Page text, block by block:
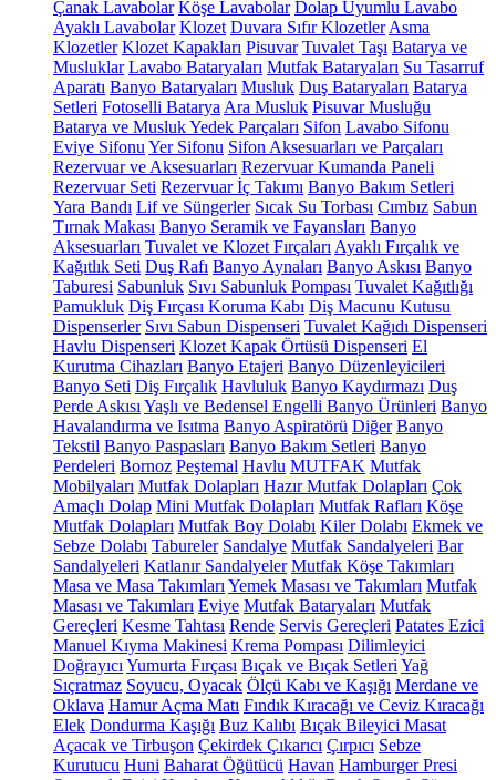
Çanak Lavabolar Köşe Lavabolar Dolap Uyumlu Lavabo
Ayaklı Lavabolar Klozet Duvara Sıfır Klozetler Asma
Klozetler Klozet Kapakları Pisuvar Tuvalet Taşı Batarya ve
Musluklar Lavabo Bataryaları Mutfak Bataryaları Su Tasarruf
Aparatı Banyo Bataryaları Musluk Duş Bataryaları Batarya
Setleri Fotoselli Batarya Ara Musluk Pisuvar Musluğu
Batarya ve Musluk Yedek Parçaları Sifon Lavabo Sifonu
Eviye Sifonu Yer Sifonu Sifon Aksesuarları ve Parçaları
Rezervuar ve Aksesuarları Rezervuar Kumanda Paneli
Rezervuar Seti Rezervuar İç Takımı Banyo Bakım Setleri
Yara Bandı Lif ve Süngerler Sıcak Su Torbası Cımbız Sabun
Tırnak Makası Banyo Seramik ve Fayansları Banyo
Aksesuarları Tuvalet ve Klozet Fırçaları Ayaklı Fırçalık ve
Kağıtlık Seti Duş Rafı Banyo Aynaları Banyo Askısı Banyo
Taburesi Sabunluk Sıvı Sabunluk Pompası Tuvalet Kağıtlığı
Pamukluk Diş Fırçası Koruma Kabı Diş Macunu Kutusu
Dispenserler Sıvı Sabun Dispenseri Tuvalet Kağıdı Dispenseri
Havlu Dispenseri Klozet Kapak Örtüsü Dispenseri El
Kurutma Cihazları Banyo Etajeri Banyo Düzenleyicileri
Banyo Seti Diş Fırçalık Havluluk Banyo Kaydırmazı Duş
Perde Askısı Yaşlı ve Bedensel Engelli Banyo Ürünleri Banyo
Havalandırma ve Isıtma Banyo Aspiratörü Diğer Banyo
Tekstil Banyo Paspasları Banyo Bakım Setleri Banyo
Perdeleri Bornoz Peştemal Havlu MUTFAK Mutfak
Mobilyaları Mutfak Dolapları Hazır Mutfak Dolapları Çok
Amaçlı Dolap Mini Mutfak Dolapları Mutfak Rafları Köşe
Mutfak Dolapları Mutfak Boy Dolabı Kiler Dolabı Ekmek ve
Sebze Dolabı Tabureler Sandalye Mutfak Sandalyeleri Bar
Sandalyeleri Katlanır Sandalyeler Mutfak Köşe Takımları
Masa ve Masa Takımları Yemek Masası ve Takımları Mutfak
Masası ve Takımları Eviye Mutfak Bataryaları Mutfak
Gereçleri Kesme Tahtası Rende Servis Gereçleri Patates Ezici
Manuel Kıyma Makinesi Krema Pompası Dilimleyici
Doğrayıcı Yumurta Fırçası Bıçak ve Bıçak Setleri Yağ
Sıçratmaz Soyucu, Oyacak Ölçü Kabı ve Kaşığı Merdane ve
Oklava Hamur Açma Matı Fındık Kıracağı ve Ceviz Kıracağı
Elek Dondurma Kaşığı Buz Kalıbı Bıçak Bileyici Masat
Açacak ve Tirbuşon Çekirdek Çıkarıcı Çırpıcı Sebze
Kurutucu Huni Baharat Öğütücü Havan Hamburger Presi